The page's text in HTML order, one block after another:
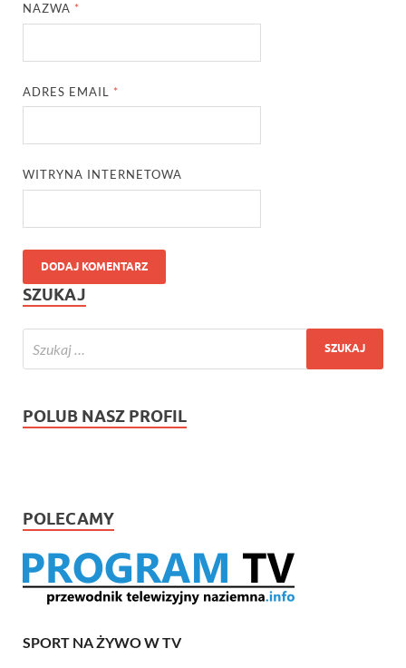
NAZWA *
ADRES EMAIL *
WITRYNA INTERNETOWA
SZUKAJ
POLUB NASZ PROFIL
POLECAMY
SPORT NA ŻYWO W TV